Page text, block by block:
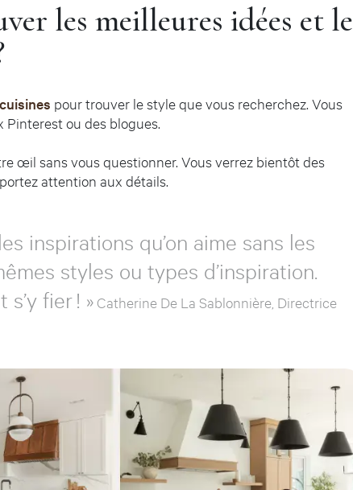
les meilleures idées et le
pour trouver le style que vous recherchez. Vous
Pinterest ou des blogues.
œil sans vous questionner. Vous verrez bientôt des
attention aux détails.
inspirations qu’on aime sans les
styles ou types d’inspiration.
fier ! » Catherine De La Sablonnière, Directrice